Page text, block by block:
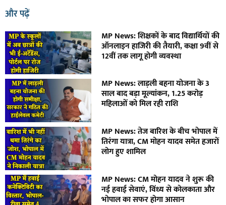
और पढ़ें
MP News: शिक्षकों के बाद विद्यार्थियों की
ऑनलाइन हाजिरी की तैयारी, कक्षा 9वीं से
12वीं तक लागू होगी व्यवस्था
MP News: लाड़ली बहना योजना के 3
साल बाद बड़ा मूल्यांकन, 1.25 करोड़
महिलाओं को मिल रही राशि
MP News: तेज बारिश के बीच भोपाल में
तिरंगा यात्रा, CM मोहन यादव समेत हजारों
लोग हुए शामिल
MP News: CM मोहन यादव ने शुरू की
नई हवाई सेवाएं, विंध्य से कोलकाता और
भोपाल का सफर होगा आसान